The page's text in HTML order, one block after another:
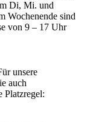
Di, Mi. und
Wochenende sind
von 9 – 17 Uhr
unsere
auch
Platzregel: